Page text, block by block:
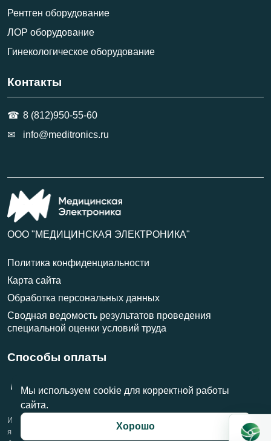
Рентген оборудование
ЛОР оборудование
Гинекологическое оборудование
Контакты
8 (812)950-55-60
info@meditronics.ru
ООО "МЕДИЦИНСКАЯ ЭЛЕКТРОНИКА"
Политика конфиденциальности
Карта сайта
Обработка персональных данных
Сводная ведомость результатов проведения
специальной оценки условий труда
Способы оплаты
MasterCard VISAМИР
Информация на данном сайте носит справочный характер и не
является публичной офертой, определяемой положениями Статьи
Мы используем cookie для корректной работы
сайта.
Хорошо